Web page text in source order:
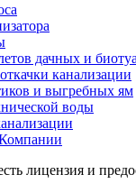
дачных и
канализации
и выгребных ям
воды
лицензия и